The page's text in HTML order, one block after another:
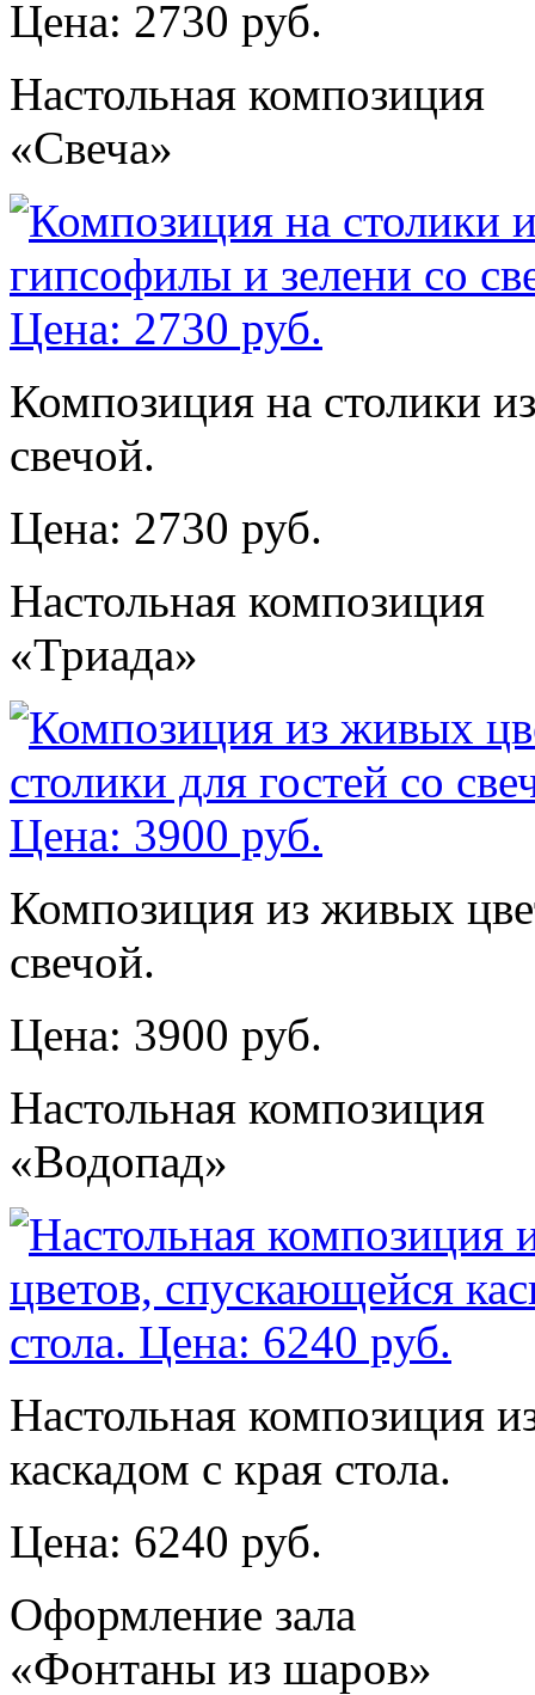
Цена: 2730 руб.
Настольная композиция
«Свеча»
Композиция на столики
свечой.
Цена: 2730 руб.
Настольная композиция
«Триада»
Композиция из живых
свечой.
Цена: 3900 руб.
Настольная композиция
«Водопад»
Настольная композиция
каскадом с края стола.
Цена: 6240 руб.
Оформление зала
«Фонтаны из шаров»